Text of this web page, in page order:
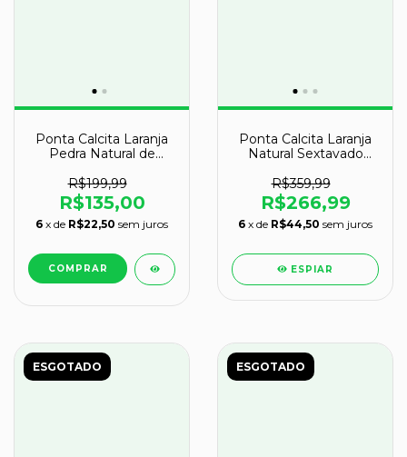
Ponta Calcita Laranja
Pedra Natural de
R$199,99
R$135,00
6 x de R$22,50 sem juros
Ponta Calcita Laranja
Natural Sextavado
R$359,99
R$266,99
6 x de R$44,50 sem juros
ESPIAR
ESGOTADO ESGOTADO